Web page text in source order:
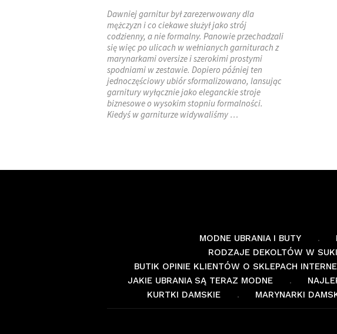
Dawniej garnitur był zarezerwowany dla
mężczyzn i co ciekawe służył jako strój
codzienny, a nie formalny. Panowie przechadzali
się więc po ulicach w wełnianych garniturach z
marynarkami oversize i szerokimi prostymi
spodniami w zestawie. Dopiero później ten
jednoczęściowy ubiór sformalizowano, lansując
garnitury wyłącznie jako eleganckie stroje
biznesowe o wysokim stopniu formalności.
Kiedyś w garniturze widywaliśmy …
MODNE UBRANIA I BUTY
RODZAJE DEKOLTÓW W
BUTIK OPINIE KLIENTÓW O SKLEPACH
JAKIE UBRANIA SĄ TERAZ MODNE
KURTKI DAMSKIE
MARYNARKI